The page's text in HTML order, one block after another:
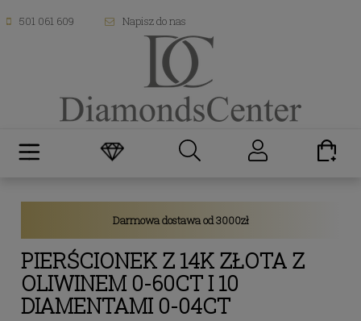
501 061 609 Napisz do nas
Darmowa dostawa od 3000zł
PIERŚCIONEK Z 14K ZŁOTA Z
OLIWINEM 0-60CT I 10
DIAMENTAMI 0-04CT